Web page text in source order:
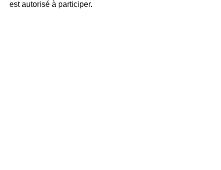
est autorisé à participer.